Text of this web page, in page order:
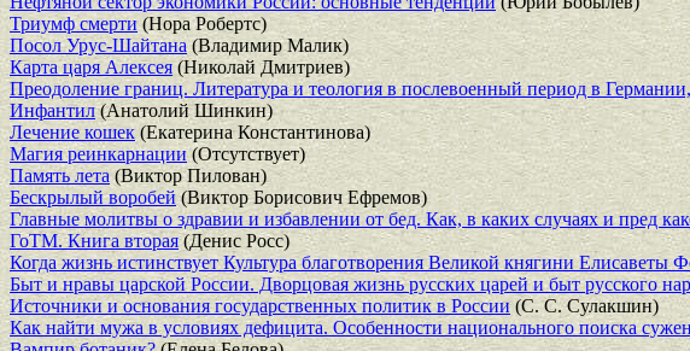
Триумф смерти(Нора Робертс)
Посол Урус-Шайтана (Владимир Малик)
Карта царя Алексея (Николай Дмитриев)
Преодоление границ. Литература и теология в послевоенный период в
Инфантил(Анатолий Шинкин)
Лечение кошек (Екатерина Константинова)
Магия реинкарнации(Отсутствует)
Память лета (Виктор Пилован)
Бескрылый воробей(Виктор Борисович Ефремов)
Главные молитвы о здравии и избавлении от бед. Как, в каких случаях и пред
ГоТМ. Книга вторая(Денис Росс)
Когда жизнь истинствует Культура благотворения Великой княгини Елисаветы
Быт и нравы царской России. Дворцовая жизнь русских царей и быт русского
Источники и основания государственных политик в России(С. С. Сулакшин)
Как найти мужа в условиях дефицита. Особенности национального поиска